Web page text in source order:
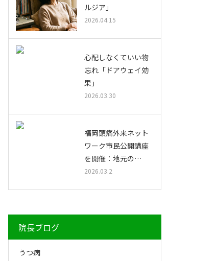
ルジア」
2026.04.15
心配しなくていい物
忘れ「ドアウェイ効
果」
2026.03.30
福岡頭痛外来ネット
ワーク市民公開講座
を開催：地元の…
2026.03.2
院長ブログ
うつ病